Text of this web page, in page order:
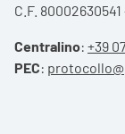
C.F.
Centralino: +39
PEC: